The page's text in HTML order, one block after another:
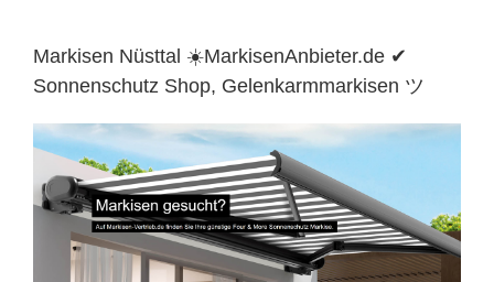
Markisen Nüsttal ☀️MarkisenAnbieter.de ✔
Sonnenschutz Shop, Gelenkarmmarkisen ツ